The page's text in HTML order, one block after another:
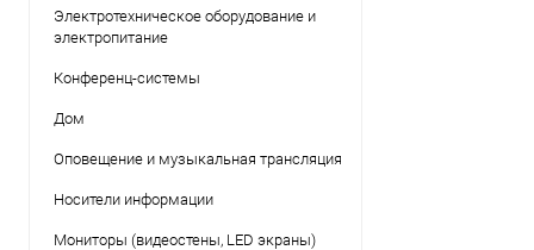
Электротехническое оборудование и
электропитание
Конференц-системы
Дом
Оповещение и музыкальная трансляция
Носители информации
Мониторы (видеостены, LED экраны)